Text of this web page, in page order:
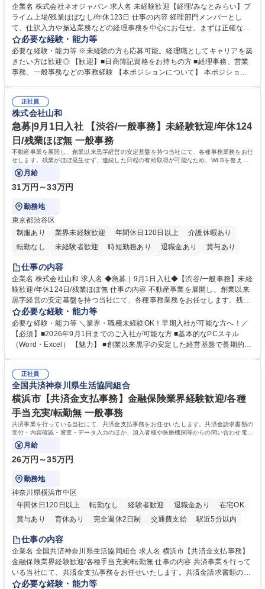
完全週休2日制 交通費支給 駅近5分以内 土日祝休み
服装自由
寮・社宅あり
企業名 株式会社ネオジャパン 求人名 未経験歓迎【経理/みなとみらい】プ
ライム上場/残業ほぼなし/年休123日 仕事の内容 経理部門メンバーとし
て、仕訳入力や振込業務などの経理事務を中心にお任せ。まずは正確な入
力・確認業務からスタートし、既存メンバーと一緒に業務を進めながら段
階的に経理知識を身につけていただきます。 【具体的には】 ■社内稟議に
基づく仕訳入力 ■月末の振込業務 ■明細作成 ■伝票処理、記帳業務 ■既存
メンバーの業務サポート 【将来的には】 ■月次決算補助 ■四半期・年次決
想定です。 募集職種 未経験歓迎【経理/みなとみらい】プライム上場/残業
ほぼなし/年休123日
必要な経験・能力等
必要な経験・能力等 ※未経験の方も応募可能。経理職としてキャリアを築
きたい方は歓迎◎ 【歓迎】■日商簿記資格をお持ちの方 ■経理事務、営業
事務、一般事務などの事務経験 【本ポジションについて】 本ポジション
当し、3～5年をかけて月次決算・四半期決算・開示資料作成補助などへス
テップアップできます。また、残業は通常月ほぼなく、決算月でも10時間
未満のため、無理なく経理として専門性を身につけられる環境です。 学
歴・資格 学歴：大学院 大学 高専 短大 専修学校 高校 語学力： 資格：日商
簿記検定1級 日商簿記検定2級
正社員
株式会社山和
急募|9月1日入社 【渋谷/一般事務】未経験歓迎/年休124
日/残業ほぼ無 一般事務
不動産事業を展開し、創業以来黒字経営の安定基盤を持つ当社にて、各種事務業務をお任
せします。残業がほぼ発生せず、連続した日程の有給取得が可能なため、WLBを整えた
い方にお勧めの環境です！
月給
31万円～33万円
勤務地
東京都渋谷区
制服あり
業界未経験歓迎 年間休日120日以上
介護休暇あり
転勤なし
未経験者歓迎 時短勤務あり 退職金あり
賞与あり
育休あり
完全週休2日制
仕事の内容
企業名 株式会社山和 求人名 ◆急募｜9月1日入社◆【渋谷/一般事務】未経
験歓迎/年休124日/残業ほぼ無 仕事の内容 不動産事業を展開し、創業以来
黒字経営の安定基盤を持つ当社にて、各種事務業務をお任せします。残業
がほぼ発生せず、連続した日程の有給取得が可能なため、WLBを整えたい
方にお勧めの環境です！ 入社後はOJTを通じて丁寧に研修を行いますの
で、事務未経験の方でも安心して臨むことができます。 【業務詳細】■電
話・来客対応 ■物件の鍵や社内の備品管理 ■データ入力や書類作成 ■契約
必要な経験・能力等
必要な経験・能力等 ＼業界・職種未経験OK！早期入社が可能な方へ！／
【必須】■2026年9月1日までのご入社が可能な方 ■基本的なPCスキル
（Word・Excel） 【魅力】 ■創業以来黒字の安定した経営基盤で長期的に
のOJTで業務を習得可能、未経験でもしっかりサポート 学歴・資格 学
歴：大学院 大学 高専 短大 語学力： 資格：
正社員
全国共済神奈川県生活協同組合
横浜市【共済金支払事務】金融保険業界経験歓迎/各種
手当充実/転勤無 一般事務
共済事業を行っている当社にて、共済金支払事務をお任せいたします。共済金請求書類の
受付・内容確認・審査・データ入力のほか、加入者様や医療機関等からの問い合わせ電話
対応や書類発送等を担当します。
月給
26万円～35万円
勤務地
神奈川県横浜市中区
年間休日120日以上
転勤なし 経験者歓迎 退職金あり
在宅OK
賞与あり
育休あり 完全週休2日制 交通費支給
駅近5分以内
土日祝休み
仕事の内容
企業名 全国共済神奈川県生活協同組合 求人名 横浜市【共済金支払事務】
金融保険業界経験歓迎/各種手当充実/転勤無 仕事の内容 共済事業を行って
いる当社にて、共済金支払事務をお任せいたします。共済金請求書類の受
付・内容確認・審査・データ入力のほか、加入者様や医療機関等からの問
必要な経験・能力等